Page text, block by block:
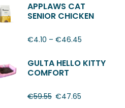
APPLAWS CAT
SENIOR CHICKEN
€4.10 – €46.45
GULTA HELLO KITTY
COMFORT
€59.55 €47.65